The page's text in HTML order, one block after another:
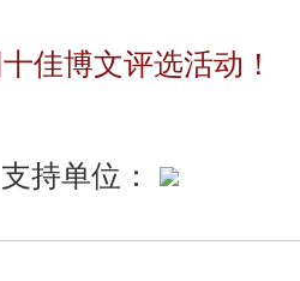
佳博文评选活动！
支持单位：